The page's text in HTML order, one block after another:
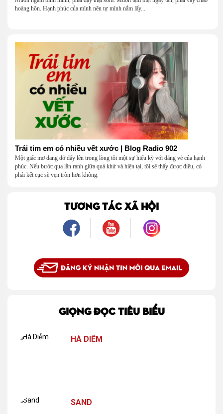
hoàng hôn. Hạnh phúc của mình nên tự mình nắm lấy...
Trái tim em có nhiều vết xước | Blog Radio 902
Một giấc mơ dang dở dấy lên trong lòng tôi một sự hiếu kỳ với dáng vẻ của hạnh
phúc. Nếu bước qua lằn ranh giữa quá khứ và hiện tại, tôi sẽ thấy được điều, có
phải kết cục sẽ vẹn tròn hơn không.
TƯƠNG TÁC XÃ HỘI
GIỌNG ĐỌC TIÊU BIỂU
HÀ DIỄM
SAND